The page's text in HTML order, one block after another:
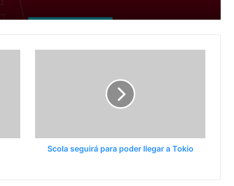
Scola seguirá para poder llegar a Tokio